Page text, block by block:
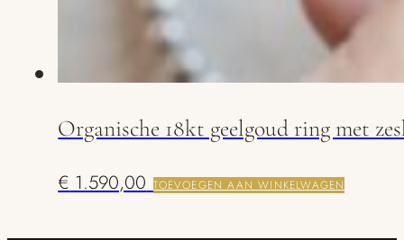
Organische 18kt geelgoud ring met
€ 1.590,00 TOEVOEGEN AAN WINKELWAGEN